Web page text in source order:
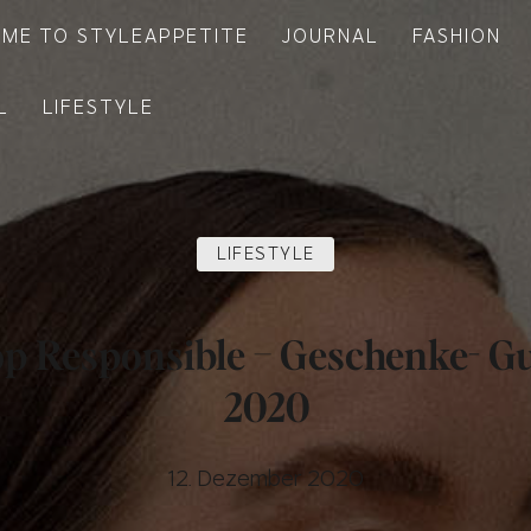
TO STYLEAPPETITE JOURNAL FASHION
LIFESTYLE
LIFESTYLE
Responsible – Geschenke-
2020
12. Dezember 2020